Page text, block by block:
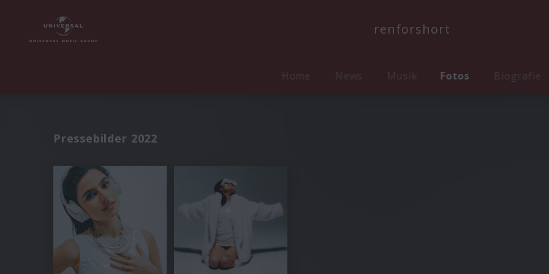
renforshort
Home News Musik Fotos Biografie
Pressebilder 2022